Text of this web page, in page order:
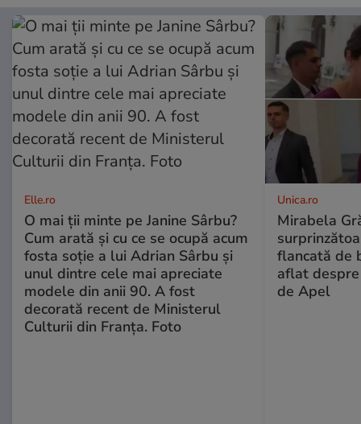
Elle.ro
O mai ții minte pe Janine Sârbu?
Cum arată și cu ce se ocupă acum
fosta soție a lui Adrian Sârbu și
unul dintre cele mai apreciate
modele din anii 90. A fost
decorată recent de Ministerul
Culturii din Franța. Foto
Unica.ro
Mirabela
flancată de
aflat
de Apel